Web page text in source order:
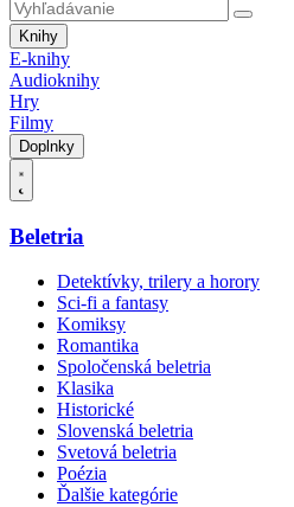
Knihy
E-knihy
Audioknihy
Hry
Filmy
Doplnky
Beletria
Detektívky, trilery a horory
Sci-fi a fantasy
Komiksy
Romantika
Spoločenská beletria
Klasika
Historické
Slovenská beletria
Svetová beletria
Poézia
Ďalšie kategórie